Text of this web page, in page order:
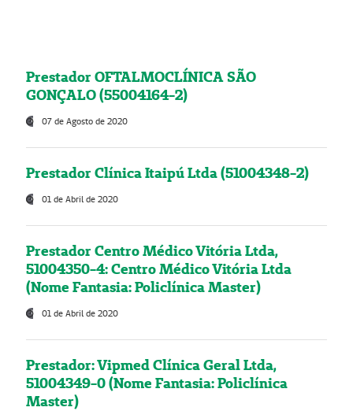
Prestador OFTALMOCLÍNICA SÃO
GONÇALO (55004164-2)
07 de Agosto de 2020
Prestador Clínica Itaipú Ltda (51004348-2)
01 de Abril de 2020
Prestador Centro Médico Vitória Ltda,
51004350-4: Centro Médico Vitória Ltda
(Nome Fantasia: Policlínica Master)
01 de Abril de 2020
Prestador: Vipmed Clínica Geral Ltda,
51004349-0 (Nome Fantasia: Policlínica
Master)